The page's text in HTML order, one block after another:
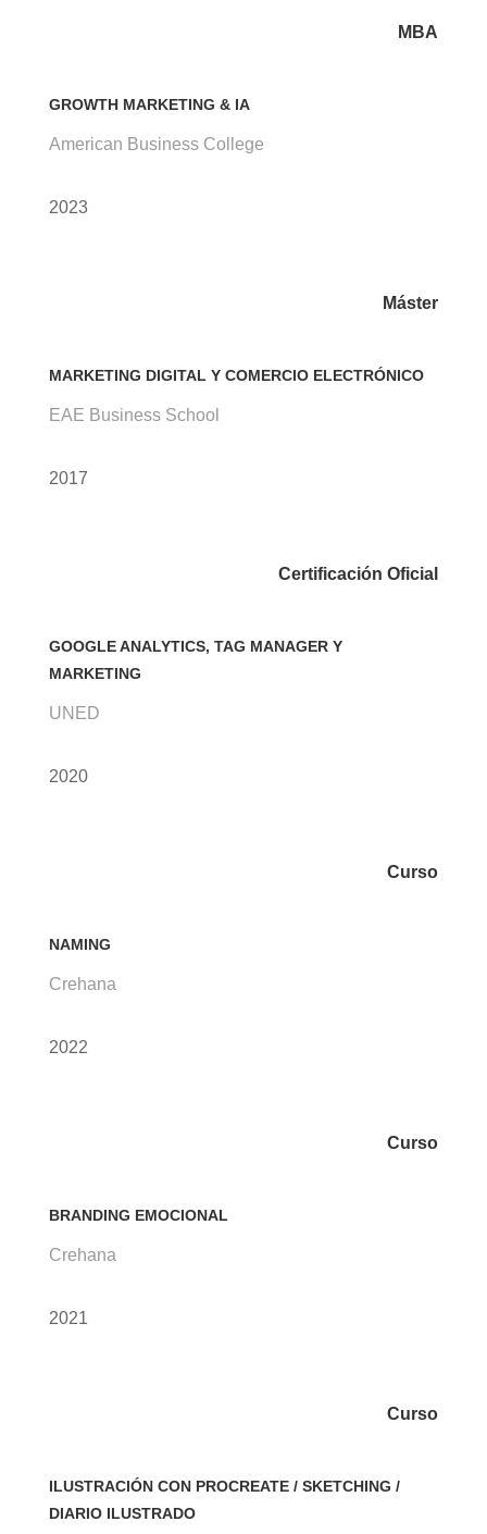
MBA
GROWTH MARKETING & IA
American Business College
2023
Máster
MARKETING DIGITAL Y COMERCIO ELECTRÓNICO
EAE Business School
2017
Certificación Oficial
GOOGLE ANALYTICS, TAG MANAGER Y
MARKETING
UNED
2020
Curso
NAMING
Crehana
2022
Curso
BRANDING EMOCIONAL
Crehana
2021
Curso
ILUSTRACIÓN CON PROCREATE / SKETCHING /
DIARIO ILUSTRADO